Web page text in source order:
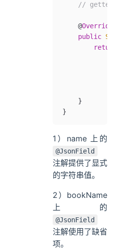
// getter
    @
Override
    public
        return
    }
}
1）name 上的
@JsonField
注解提供了显式
的字符串值。
2）bookName
上的
@JsonField
注解使用了缺省
项。